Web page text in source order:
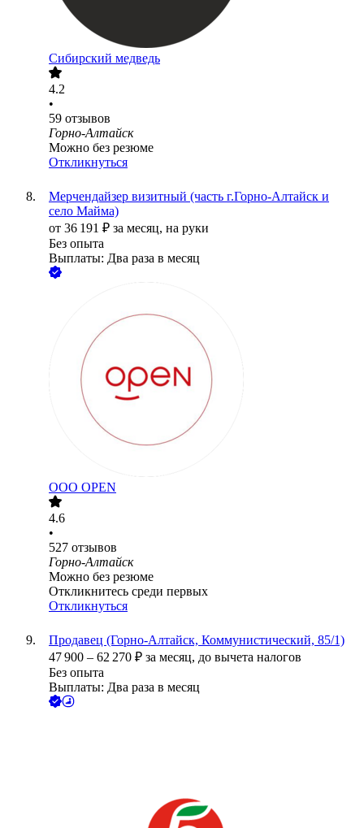
Сибирский медведь
4.2
•
59 отзывов
Горно-Алтайск
Можно без резюме
Откликнуться
Мерчендайзер визитный (часть г.Горно-Алтайск и
село Майма)
от 36 191 ₽ за месяц, на руки
Без опыта
Выплаты: Два раза в месяц
ООО OPEN
4.6
•
527 отзывов
Горно-Алтайск
Можно без резюме
Откликнитесь среди первых
Откликнуться
Продавец (Горно-Алтайск, Коммунистический, 85/1)
47 900 – 62 270 ₽ за месяц, до вычета налогов
Без опыта
Выплаты: Два раза в месяц